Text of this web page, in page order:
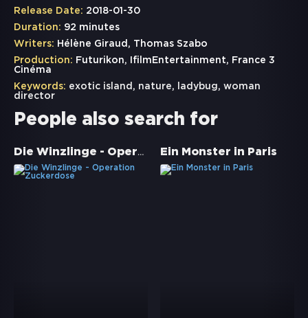
Release Date: 2018-01-30
Duration: 92 minutes
Writers: Hélène Giraud, Thomas Szabo
Production: Futurikon, IfilmEntertainment, France 3
Cinéma
Keywords: exotic island , nature, ladybug , woman
director
People also search for
Die Winzlinge - Operation Zuckerdose Ein Monster in Paris